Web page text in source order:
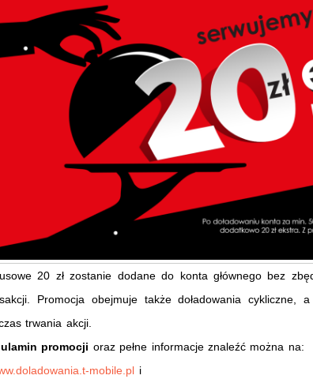
20 zł zostanie dodane do konta głównego bez
Promocja obejmuje także doładowania
trwania akcji.
promocji oraz pełne informacje znaleźć można na:
mobile.pl i